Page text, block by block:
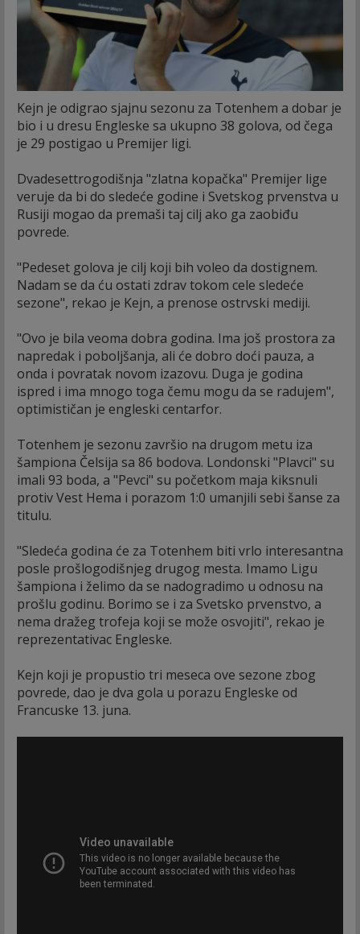
Kejn je odigrao sjajnu sezonu za Totenhem a dobar je
bio i u dresu Engleske sa ukupno 38 golova, od čega
je 29 postigao u Premijer ligi.
Dvadesettrogodišnja "zlatna kopačka" Premijer lige
veruje da bi do sledeće godine i Svetskog prvenstva u
Rusiji mogao da premaši taj cilj ako ga zaobiđu
povrede.
"Pedeset golova je cilj koji bih voleo da dostignem.
Nadam se da ću ostati zdrav tokom cele sledeće
sezone", rekao je Kejn, a prenose ostrvski mediji.
"Ovo je bila veoma dobra godina. Ima još prostora za
napredak i poboljšanja, ali će dobro doći pauza, a
onda i povratak novom izazovu. Duga je godina
ispred i ima mnogo toga čemu mogu da se radujem",
optimističan je engleski centarfor.
Totenhem je sezonu završio na drugom metu iza
šampiona Čelsija sa 86 bodova. Londonski "Plavci" su
imali 93 boda, a "Pevci" su početkom maja kiksnuli
protiv Vest Hema i porazom 1:0 umanjili sebi šanse za
titulu.
"Sledeća godina će za Totenhem biti vrlo interesantna
posle prošlogodišnjeg drugog mesta. Imamo Ligu
šampiona i želimo da se nadogradimo u odnosu na
prošlu godinu. Borimo se i za Svetsko prvenstvo, a
nema dražeg trofeja koji se može osvojiti", rekao je
reprezentativac Engleske.
Kejn koji je propustio tri meseca ove sezone zbog
povrede, dao je dva gola u porazu Engleske od
Francuske 13. juna.